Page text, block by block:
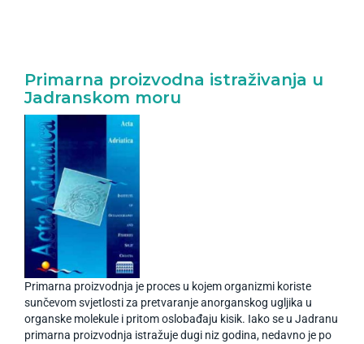
Primarna proizvodna istraživanja u
Jadranskom moru
Primarna proizvodnja je proces u kojem organizmi koriste
sunčevom svjetlosti za pretvaranje anorganskog ugljika u
organske molekule i pritom oslobađaju kisik. Iako se u Jadranu
primarna proizvodnja istražuje dugi niz godina, nedavno je po